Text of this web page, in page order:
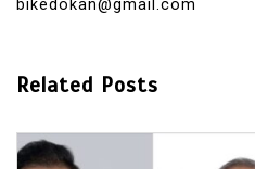
bikedokan@gmail.com
Related Posts